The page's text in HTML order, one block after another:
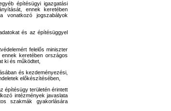
építésügyi igazgatási
ennek keretében
vonatkozó jogszabályok
és az építésüggyel
felelős miniszter
keretében országos
ki és működtet,
és kezdeményezési,
előkészítésében,
építésügy területén érintett
intézmények javaslata
szakmák gyakorlására